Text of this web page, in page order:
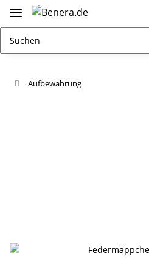
Aufbewahrung